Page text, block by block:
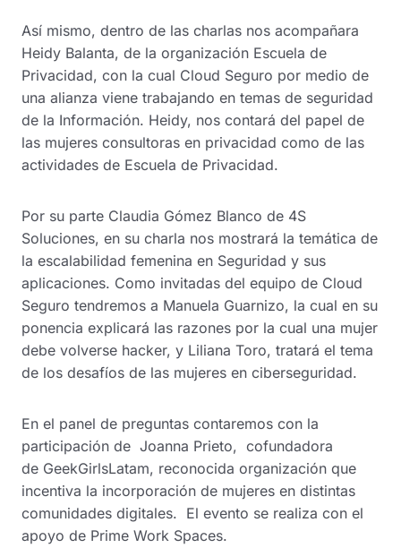
Así mismo, dentro de las charlas nos acompañara
Heidy Balanta, de la organización Escuela de
Privacidad, con la cual Cloud Seguro por medio de
una alianza viene trabajando en temas de seguridad
de la Información. Heidy, nos contará del papel de
las mujeres consultoras en privacidad como de las
actividades de Escuela de Privacidad.
Por su parte Claudia Gómez Blanco de 4S
Soluciones, en su charla nos mostrará la temática de
la escalabilidad femenina en Seguridad y sus
aplicaciones. Como invitadas del equipo de Cloud
Seguro tendremos a Manuela Guarnizo, la cual en su
ponencia explicará las razones por la cual una mujer
debe volverse hacker, y Liliana Toro, tratará el tema
de los desafíos de las mujeres en ciberseguridad.
En el panel de preguntas contaremos con la
participación de Joanna Prieto, cofundadora
de GeekGirlsLatam, reconocida organización que
incentiva la incorporación de mujeres en distintas
comunidades digitales. El evento se realiza con el
apoyo de Prime Work Spaces.